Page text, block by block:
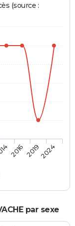
(source :
2016 20192024
par sexe